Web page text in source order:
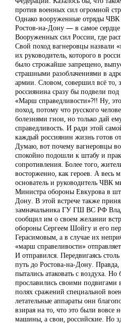
против военных сил огромной
Однако вооруженные отряды ЧВК
Ростов-на-Дону — в самое
Вооруженных сил России, где
Свой поход вагнеровцы назвали
их руководитель, которого в
было строжайше запрещено,
страшными разоблачениями в
армии. Словом, совершил всё то,
россиянина сразу бы подвели под
«Марш справедливости»?!! Ну,
поход, потому что русского
болезнями гнои, но только дай
справедливость. И ради этой
каждый россиянин жизнь готов
Думаю, вот почему вагнеровцы
спокойно подошли к штабу и
сопротивления. Более того,
восторженно, как героев. А весь
основатель и руководитель ЧВК
Министра обороны Евкурова в
Дону. В этой встрече также
замначальника ГУ ГШ ВС РФ
сообщил им о своем желании
обороны Сергеем Шойгу и его
Герасимовым, а в случае их
«марш справеливости»
И отправился. Передвигаясь
путь до Ростова-на-Дону.
пытались атаковать с воздуха. Но
прославились своими подвигами
полях сражений специальной
летательные аппараты они
взирая на то, что это были вовсе
машины, а свои, российские. Но